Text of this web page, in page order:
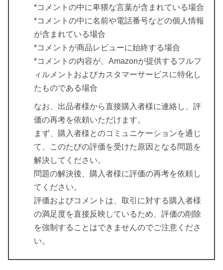
*コメントの中に卑猥な言葉が含まれている場合
*コメントの中に名前や電話番号などの個人情報
が含まれている場合
*コメントが商品レビューに始終する場合
*コメントの内容が、 Amazonが提供するフルフ
ィルメントおよびカスタマーサービスに特化し
たものである場合
なお、出品者様から直接購入者様に連絡し、 評
価の再考を依頼いただけます。
まず、購入者様とのコミュニケーションを通じ
て、
このたびの評価を受けた原因となる問題を
解決してください。
問題の解決後、購入者様に評価の再考を依頼し
てください。
評価およびコメントは、 取引に対する購入者様
の満足度を直接反映しているため、 評価の削除
を強制することはできませんのでご注意くださ
い。